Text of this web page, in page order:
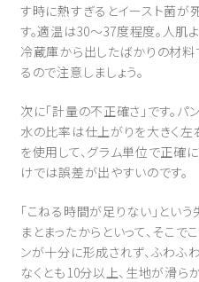
す時に熱すぎるとイースト菌が
す。適温は30〜37度程度。人肌
冷蔵庫から出したばかりの材
るので注意しましょう。
次に「計量の不正確さ」です。
水の比率は仕上がりを大きく左
を使用して、グラム単位で正確
けでは誤差が出やすいのです。
「こねる時間が足りない」とい
まとまったからといって、そこ
ンが十分に形成されず、ふわふ
なくとも10分以上、生地が滑